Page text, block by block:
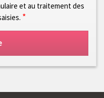
et au traitement des
*